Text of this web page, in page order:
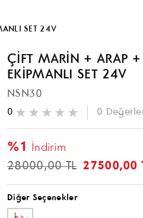
SET 24V
ÇİFT MARİN + ARAP
EKİPMANLI SET 24V
NSN30
0 0
%1 İndirim
28000,00 TL 27500,00
Diğer Seçenekler